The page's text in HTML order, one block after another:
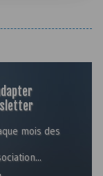
mois des